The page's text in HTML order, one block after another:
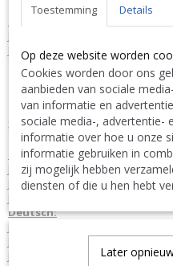
J-Line cadre cadres photo
Nous livrons aussi à
||We ship also abroad. Feel
auch im Ausland. Bitte
30 orContact Bcosy 1
English:
J-Line by Jolipa Category:
J Line Photo Frame Curved Lines
Deutsch:
J-Line by Jolipa Kategorie:
J Line Fotorahmen Runde Linien
J-Line fotorahmen bilderrahmen
Toestemming Details
Op deze website worden
Cookies worden door ons
aanbieden van sociale
van informatie en
sociale media-, advertentie-
informatie over hoe u onze
informatie gebruiken in
zij mogelijk hebben
diensten of die u hen hebt
Later